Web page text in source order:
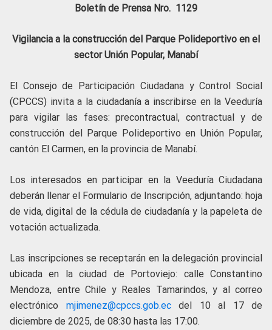
Boletín de Prensa Nro. 1129
Vigilancia a la construcción del Parque Polideportivo en el
sector Unión Popular, Manabí
El Consejo de Participación Ciudadana y Control Social
(CPCCS) invita a la ciudadanía a inscribirse en la Veeduría
para vigilar las fases: precontractual, contractual y de
construcción del Parque Polideportivo en Unión Popular,
cantón El Carmen, en la provincia de Manabí.
Los interesados en participar en la Veeduría Ciudadana
deberán llenar el Formulario de Inscripción, adjuntando: hoja
de vida, digital de la cédula de ciudadanía y la papeleta de
votación actualizada.
Las inscripciones se receptarán en la delegación provincial
ubicada en la ciudad de Portoviejo: calle Constantino
Mendoza, entre Chile y Reales Tamarindos, y al correo
electrónico mjimenez@cpccs.gob.ecdel 10 al 17 de
diciembre de 2025, de 08:30 hasta las 17:00.